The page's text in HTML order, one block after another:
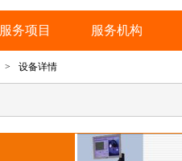
服务项目 服务机构
> 设备详情